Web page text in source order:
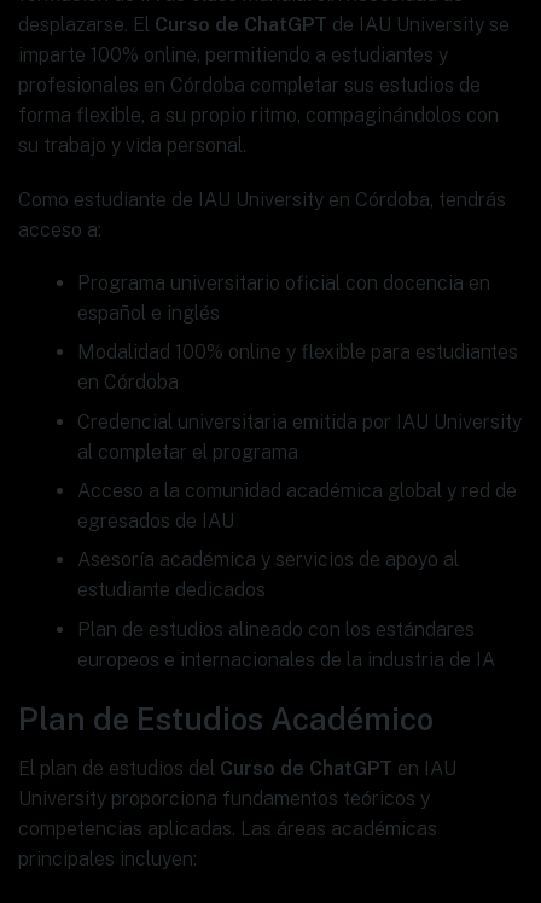
desplazarse. El Curso de ChatGPT de IAU University se
imparte 100% online, permitiendo a estudiantes y
profesionales en Córdoba completar sus estudios de
forma flexible, a su propio ritmo, compaginándolos con
su trabajo y vida personal.
Como estudiante de IAU University en Córdoba, tendrás
acceso a:
Programa universitario oficial con docencia en
español e inglés
Modalidad 100% online y flexible para estudiantes
en Córdoba
Credencial universitaria emitida por IAU University
al completar el programa
Acceso a la comunidad académica global y red de
egresados de IAU
Asesoría académica y servicios de apoyo al
estudiante dedicados
Plan de estudios alineado con los estándares
europeos e internacionales de la industria de IA
Plan de Estudios Académico
El plan de estudios del Curso de ChatGPT en IAU
University proporciona fundamentos teóricos y
competencias aplicadas. Las áreas académicas
principales incluyen: